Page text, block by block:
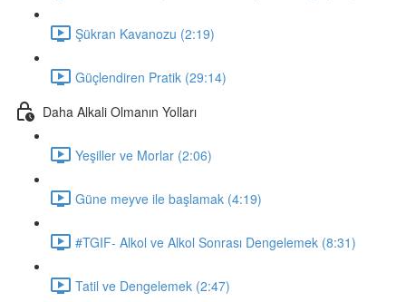
Şükran Kavanozu (2:19)
Güçlendiren Pratik (29:14)
Daha Alkali Olmanın Yolları
Yeşiller ve Morlar (2:06)
Güne meyve ile başlamak (4:19)
#TGIF- Alkol ve Alkol Sonrası Dengelemek (8:31)
Tatil ve Dengelemek (2:47)